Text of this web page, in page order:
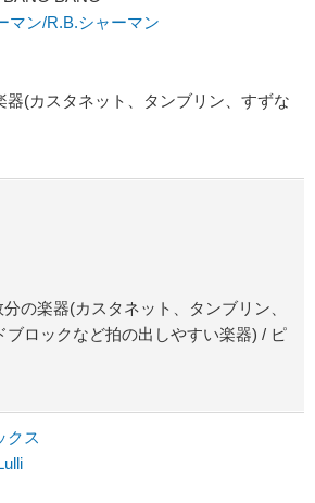
マン/R.B.シャーマン
器(カスタネット、タンブリン、すずな
の楽器(カスタネット、タンブリン、
ブロックなど拍の出しやすい楽器) / ピ
クス